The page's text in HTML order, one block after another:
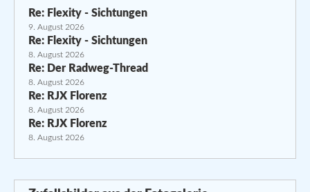
Re: Flexity - Sichtungen
9. August 2026
Re: Flexity - Sichtungen
8. August 2026
Re: Der Radweg-Thread
8. August 2026
Re: RJX Florenz
8. August 2026
Re: RJX Florenz
8. August 2026